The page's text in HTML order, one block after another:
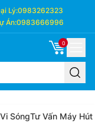
Lý:0983262323
Án:0983666996
0
SóngTư Vấn Máy Hút